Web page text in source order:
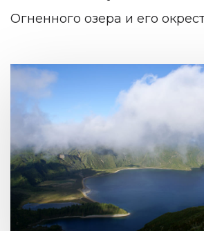
Огненного озера и его